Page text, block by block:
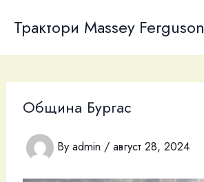
content
Трактори Massey Ferguson
Община Бургас
By admin / август 28, 2024